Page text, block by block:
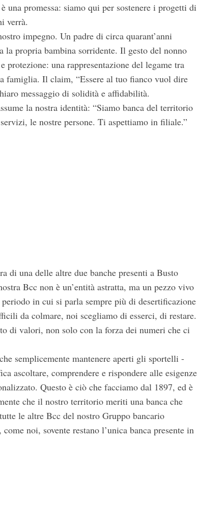
una promessa: siamo qui per sostenere i progetti di
verrà.
impegno. Un padre di circa quarant’anni
propria bambina sorridente. Il gesto del nonno
una rappresentazione del legame tra
famiglia. Il claim, “Essere al tuo fianco vuol dire
messaggio di solidità e affidabilità.
la nostra identità: “Siamo banca del territorio
le nostre persone. Ti aspettiamo in filiale.”
di una delle altre due banche presenti a Busto
Bcc non è un’entità astratta, ma un pezzo vivo
in cui si parla sempre più di desertificazione
da colmare, noi scegliamo di esserci, di restare.
di valori, non solo con la forza dei numeri che ci
semplicemente mantenere aperti gli sportelli -
ascoltare, comprendere e rispondere alle esigenze
Questo è ciò che facciamo dal 1897, ed è
che il nostro territorio meriti una banca che
le altre Bcc del nostro Gruppo bancario
noi, sovente restano l’unica banca presente in